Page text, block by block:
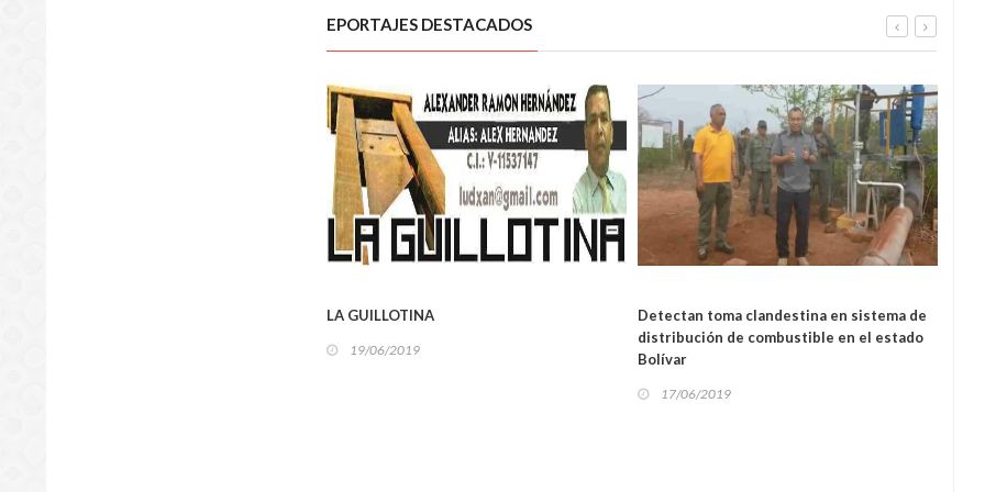
EPORTAJES DESTACADOS
LA GUILLOTINA
19/06/2019
Detectan toma clandestina en sistema de
distribución de combustible en el estado
Bolívar
17/06/2019